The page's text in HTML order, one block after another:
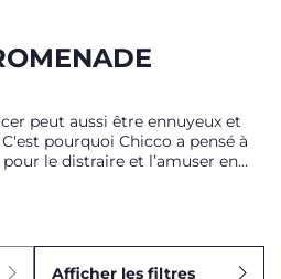
peut aussi être ennuyeux et
pourquoi Chicco a pensé à
le distraire et l’amuser en
Afficher les filtres